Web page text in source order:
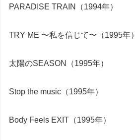
PARADISE TRAIN（1994年）
TRY ME 〜私を信じて〜（1995年）
太陽のSEASON（1995年）
Stop the music（1995年）
Body Feels EXIT（1995年）